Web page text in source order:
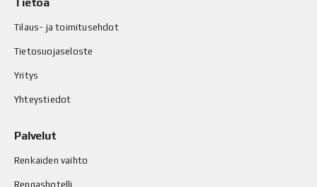
Tilaus- ja toimitusehdot
Tietosuojaseloste
Yritys
Yhteystiedot
Palvelut
Renkaiden vaihto
Rengashotelli